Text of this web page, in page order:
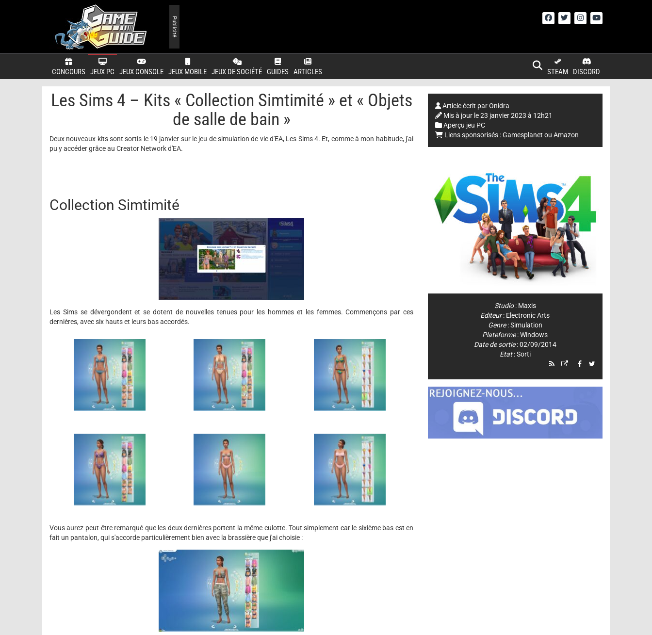
CONCOURS JEUX PC JEUX CONSOLE JEUX MOBILE JEUX DE SOCIÉTÉ GUIDES ARTICLES DISCORD
STEAM
Publicité
Les Sims 4 – Kits « Collection Simtimité » et « Objets
de salle de bain »
Deux nouveaux kits sont sortis le 19 janvier sur le jeu de simulation de vie d'EA, Les Sims 4. Et, comme à mon habitude, j'ai
pu y accéder grâce au Creator Network d'EA.
Collection Simtimité
Les Sims se dévergondent et se dotent de nouvelles tenues pour les hommes et les femmes. Commençons par ces
dernières, avec six hauts et leurs bas accordés.
Vous aurez peut-être remarqué que les deux dernières portent la même culotte. Tout simplement car le sixième bas est en
fait un pantalon, qui s'accorde particulièrement bien avec la brassière que j'ai choisie :
Article écrit parOnidra
Mis à jour le23 janvier 2023 à 12h21
Aperçu jeu PC
Liens sponsorisés :Gamesplanet ou Amazon
Studio: Maxis
Editeur: Electronic Arts
Genre:Simulation
Plateforme:Windows
Date de sortie: 02/09/2014
Etat: Sorti